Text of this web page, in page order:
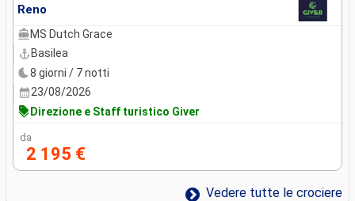
Reno
MS Dutch Grace
Basilea
8 giorni / 7 notti
23/08/2026
Direzione e Staff turistico Giver
da
2 195 €
Vedere tutte le crociere